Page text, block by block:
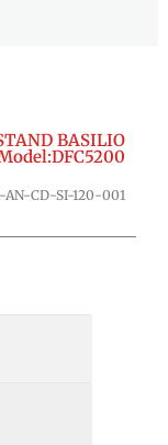
BASILIO
AN-CD-SI-120-001